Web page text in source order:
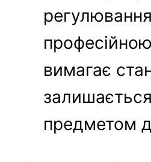
вимагає
залишається
предметом